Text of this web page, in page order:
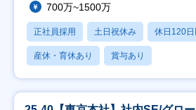
700万~1500万
正社員採用 土日祝休み 休日120日
産休・育休あり 賞与あり